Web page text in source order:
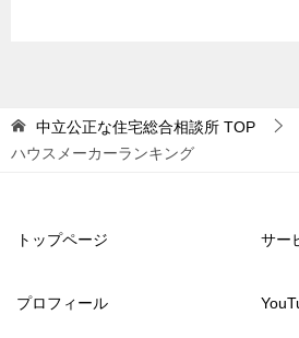
中立公正な住宅総合相談所 TOP
ハウスメーカーランキング
トップページ サー
プロフィール